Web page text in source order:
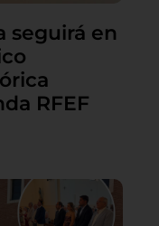
seguirá en
RFEF